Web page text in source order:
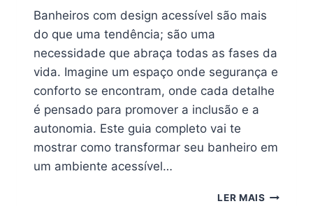
Banheiros com design acessível são mais
do que uma tendência; são uma
necessidade que abraça todas as fases da
vida. Imagine um espaço onde segurança e
conforto se encontram, onde cada detalhe
é pensado para promover a inclusão e a
autonomia. Este guia completo vai te
mostrar como transformar seu banheiro em
um ambiente acessível…
LER MAIS